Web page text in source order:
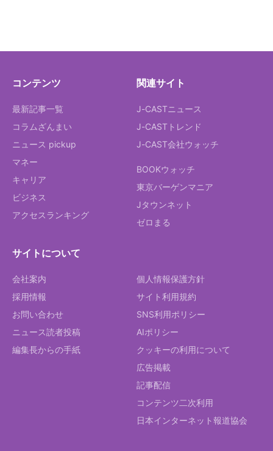
コンテンツ
最新記事一覧
コラムざんまい
ニュース pickup
マネー
キャリア
ビジネス
アクセスランキング
関連サイト
J-CASTニュース
J-CASTトレンド
J-CAST会社ウォッチ
BOOKウォッチ
東京バーゲンマニア
Jタウンネット
ゼロまる
サイトについて
会社案内
採用情報
お問い合わせ
ニュース読者投稿
編集長からの手紙
個人情報保護方針
サイト利用規約
SNS利用ポリシー
AIポリシー
クッキーの利用について
広告掲載
記事配信
コンテンツ二次利用
日本インターネット報道協会